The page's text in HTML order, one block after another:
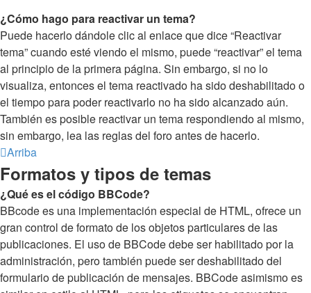
¿Cómo hago para reactivar un tema?
Puede hacerlo dándole clic al enlace que dice “Reactivar
tema” cuando esté viendo el mismo, puede “reactivar” el tema
al principio de la primera página. Sin embargo, si no lo
visualiza, entonces el tema reactivado ha sido deshabilitado o
el tiempo para poder reactivarlo no ha sido alcanzado aún.
También es posible reactivar un tema respondiendo al mismo,
sin embargo, lea las reglas del foro antes de hacerlo.
Arriba
Formatos y tipos de temas
¿Qué es el código BBCode?
BBcode es una implementación especial de HTML, ofrece un
gran control de formato de los objetos particulares de las
publicaciones. El uso de BBCode debe ser habilitado por la
administración, pero también puede ser deshabilitado del
formulario de publicación de mensajes. BBCode asimismo es